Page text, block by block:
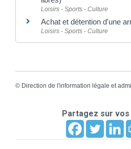
Loisirs - Sports - Culture
Achat et détention d'une
Loisirs - Sports - Culture
© Direction de l'information légale et
Partagez sur